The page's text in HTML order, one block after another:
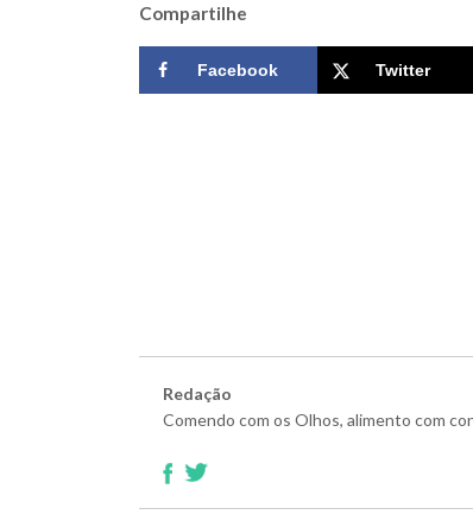
Compartilhe
Facebook Twitter
Redação
Comendo com os Olhos, alimento com